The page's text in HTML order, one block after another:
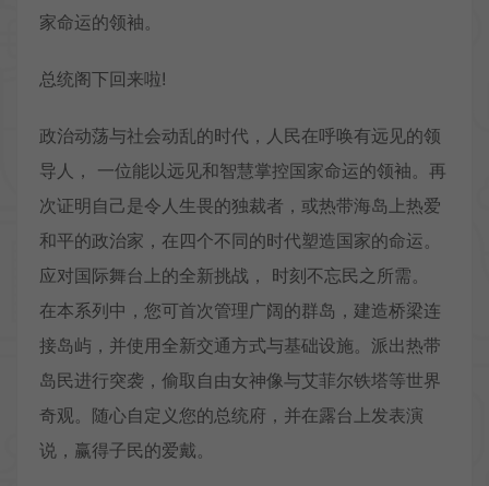
家命运的领袖。
总统阁下回来啦!
政治动荡与社会动乱的时代，人民在呼唤有远见的领
导人， 一位能以远见和智慧掌控国家命运的领袖。再
次证明自己是令人生畏的独裁者，或热带海岛上热爱
和平的政治家，在四个不同的时代塑造国家的命运。
应对国际舞台上的全新挑战， 时刻不忘民之所需。
在本系列中，您可首次管理广阔的群岛，建造桥梁连
接岛屿，并使用全新交通方式与基础设施。派出热带
岛民进行突袭，偷取自由女神像与艾菲尔铁塔等世界
奇观。随心自定义您的总统府，并在露台上发表演
说，赢得子民的爱戴。